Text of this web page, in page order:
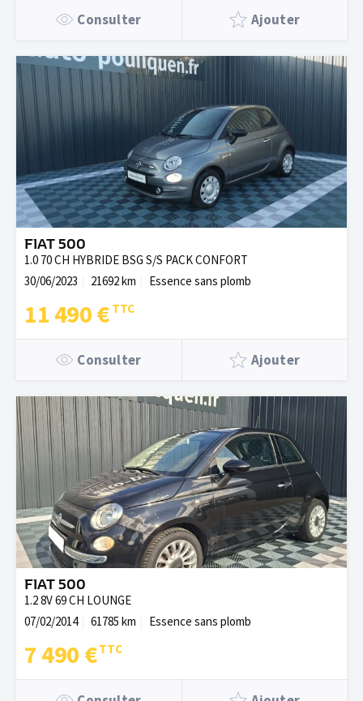
Consulter Ajouter
FIAT 500
1.0 70 CH HYBRIDE BSG S/S PACK CONFORT
30/06/2023
21692 km Essence sans plomb
11 490 €
Consulter Ajouter
FIAT 500
1.2 8V 69 CH LOUNGE
07/02/2014
61785 km Essence sans plomb
7 490 €